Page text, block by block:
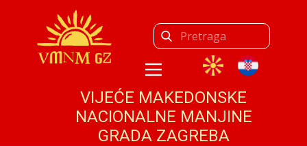
VIJEĆE MAKEDONSKE
NACIONALNE MANJINE
GRADA ZAGREBA